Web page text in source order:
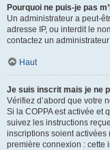
Pourquoi ne puis-je pas
Un administrateur a peut-
adresse IP, ou interdit le
contactez un
Haut
Je suis inscrit mais je ne
Vérifiez d’abord que votre
Si la COPPA est activée et
suivez les instructions
inscriptions soient activées
première connexion : cette